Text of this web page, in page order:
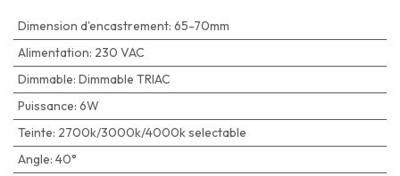
Dimension d'encastrement: 65-70mm
Alimentation: 230 VAC
Dimmable: Dimmable TRIAC
Puissance: 6W
Teinte: 2700k/3000k/4000k selectable
Angle: 40°